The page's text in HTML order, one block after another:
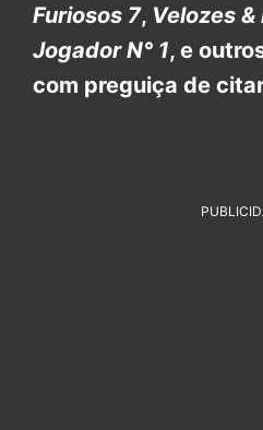
Furiosos 7, Velozes
Jogador N° 1, e
com preguiça de